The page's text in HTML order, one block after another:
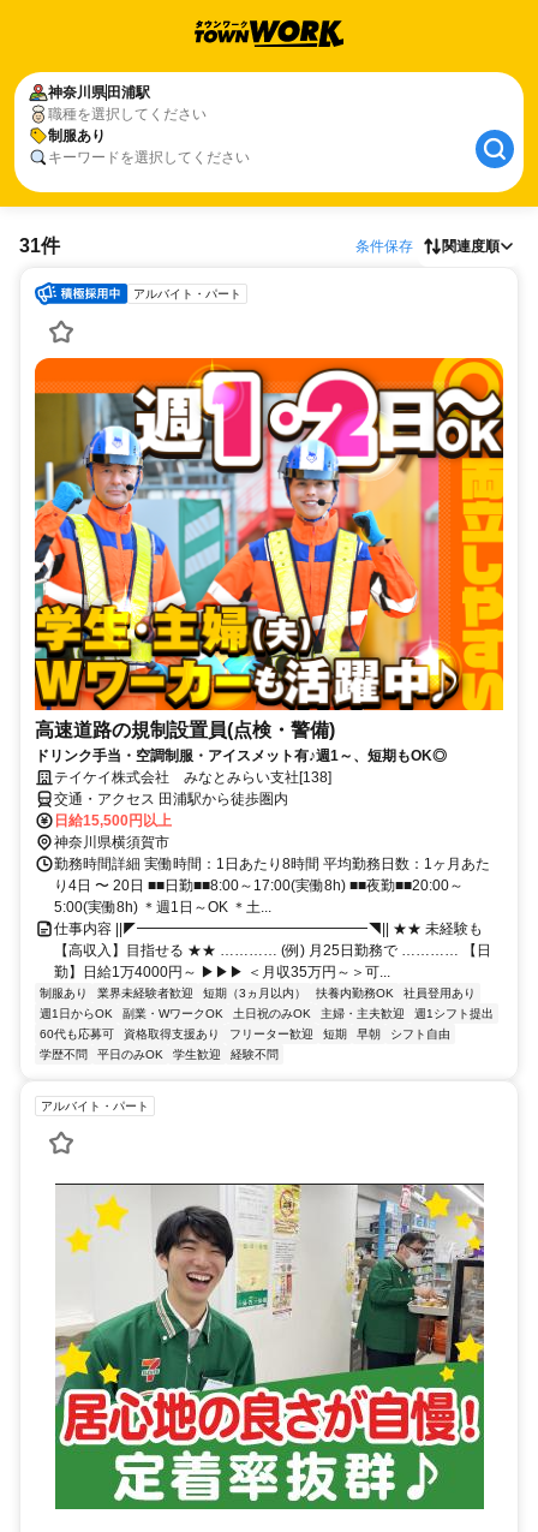
神奈川県 田浦駅
職種を選択してください
制服あり
キーワードを選択してください
31件 条件保存 関連度順
アルバイト・パート
高速道路の規制設置員(点検・警備)
ドリンク手当・空調制服・アイスメット有♪週1～、短期もOK◎
テイケイ株式会社 みなとみらい支社[138]
交通・アクセス 田浦駅から徒歩圏内
日給15,500円以上
神奈川県横須賀市
勤務時間詳細 実働時間：1日あたり8時間 平均勤務日数：1ヶ月あた
り4日 〜 20日 ■■日勤■■8:00～17:00(実働8h) ■■夜勤■■20:00～
5:00(実働8h) ＊週1日～OK ＊土...
仕事内容 ||◤━━━━━━━━━━━━━━━━◥|| ★★ 未経験も
【高収入】目指せる ★★ ………… (例) 月25日勤務で ………… 【日
勤】日給1万4000円～ ▶▶▶ ＜月収35万円～＞可...
制服あり 業界未経験者歓迎 短期（3ヵ月以内） 扶養内勤務OK
社員登用あり
週1日からOK
副業・WワークOK 土日祝のみOK 主婦・主夫歓迎
週1シフト提出
60代も応募可
資格取得支援あり フリーター歓迎 短期 早朝
シフト自由
学歴不問
平日のみOK 学生歓迎 経験不問
アルバイト・パート